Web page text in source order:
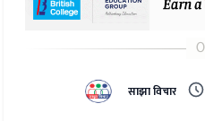
साझा विचार